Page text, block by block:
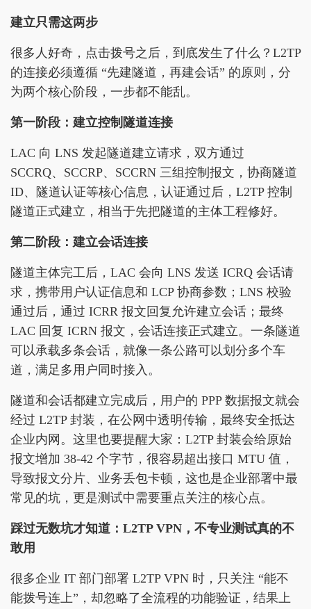
建立只需这两步
很多人好奇，点击拨号之后，到底发生了什么？L2TP
的连接必须遵循 “先建隧道，再建会话” 的原则，分
为两个核心阶段，一步都不能乱。
第一阶段：建立控制隧道连接
LAC 向 LNS 发起隧道建立请求，双方通过
SCCRQ、SCCRP、SCCRN 三组控制报文，协商隧道
ID、隧道认证等核心信息，认证通过后，L2TP 控制
隧道正式建立，相当于先把隧道的主体工程修好。
第二阶段：建立会话连接
隧道主体完工后，LAC 会向 LNS 发送 ICRQ 会话请
求，携带用户认证信息和 LCP 协商参数；LNS 校验
通过后，通过 ICRR 报文回复允许建立会话；最终
LAC 回复 ICRN 报文，会话连接正式建立。一条隧道
可以承载多条会话，就像一条公路可以划分多个车
道，满足多用户同时接入。
隧道和会话都建立完成后，用户的 PPP 数据报文就会
经过 L2TP 封装，在公网中透明传输，最终安全抵达
企业内网。这里也要提醒大家：L2TP 封装会给原始
报文增加 38-42 个字节，很容易超出接口 MTU 值，
导致报文分片、业务丢包卡顿，这也是企业部署中最
常见的坑，更是测试中需要重点关注的核心点。
踩过无数坑才知道：L2TP VPN，不专业测试真的不
敢用
很多企业 IT 部门部署 L2TP VPN 时，只关注 “能不
能拨号连上”，却忽略了全流程的功能验证，结果上